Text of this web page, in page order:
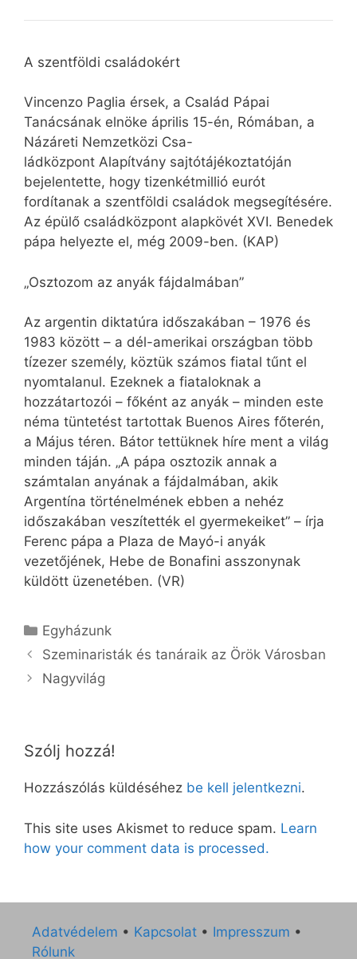
A szentföldi családokért
Vincenzo Paglia érsek, a Család Pápai
Tanácsának elnöke április 15-én, Rómában, a
Názáreti Nemzetközi Csa-
ládközpont Alapítvány sajtótájékoztatóján
bejelentette, hogy tizenkétmillió eurót
fordítanak a szentföldi családok megsegítésére.
Az épülő családközpont alapkövét XVI. Benedek
pápa helyezte el, még 2009-ben. (KAP)
„Osztozom az anyák fájdalmában”
Az argentin diktatúra időszakában – 1976 és
1983 között – a dél-amerikai országban több
tízezer személy, köztük számos fiatal tűnt el
nyomtalanul. Ezeknek a fiataloknak a
hozzátartozói – főként az anyák – minden este
néma tüntetést tartottak Buenos Aires főterén,
a Május téren. Bátor tettüknek híre ment a világ
minden táján. „A pápa osztozik annak a
számtalan anyának a fájdalmában, akik
Argentína történelmének ebben a nehéz
időszakában veszítették el gyermekeiket” – írja
Ferenc pápa a Plaza de Mayó-i anyák
vezetőjének, Hebe de Bonafini asszonynak
küldött üzenetében. (VR)
Kategória
Egyházunk
Szeminaristák és tanáraik az Örök Városban
Nagyvilág
Szólj hozzá!
Hozzászólás küldéséhez be kell jelentkezni.
This site uses Akismet to reduce spam. Learn
how your comment data is processed.
Adatvédelem • Kapcsolat • Impresszum •
Rólunk